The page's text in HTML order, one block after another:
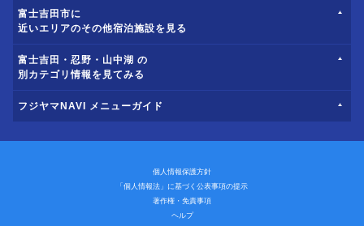
富士吉田市に
近いエリアのその他宿泊施設を見る
富士吉田・忍野・山中湖 の
別カテゴリ情報を見てみる
フジヤマNAVI メニューガイド
個人情報保護方針
「個人情報法」に基づく公表事項の提示
著作権・免責事項
ヘルプ